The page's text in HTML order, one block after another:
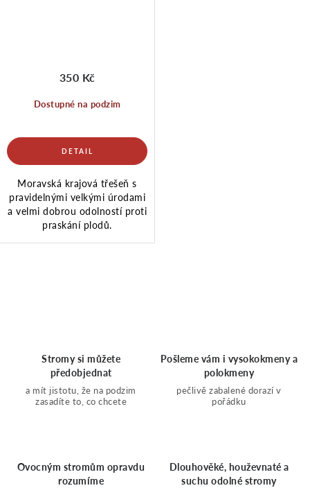
Dostupné na podzim
350 Kč
Moravská krajová třešeň s
pravidelnými velkými úrodami
a velmi dobrou odolností proti
praskání plodů.
Stromy si můžete
předobjednat
a mít jistotu, že na podzim
zasadíte to, co chcete
Pošleme vám i vysokokmeny a
polokmeny
pečlivě zabalené dorazí v
pořádku
Ovocným stromům opravdu
rozumíme
Dlouhověké, houževnaté a
suchu odolné stromy